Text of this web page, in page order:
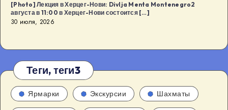
[Photo] Лекция в Херцег-Нови: Divlja Menta Montenegro2
августа в 11:00 в Херцег-Нови состоится […]
30 июля, 2026
Теги, теги3
Ярмарки Экскурсии Шахматы